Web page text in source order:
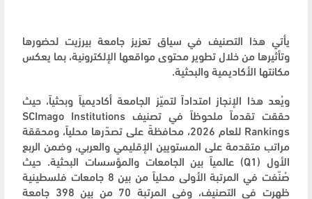
يأتي هذا التصنيف في سياق تعزيز جامعة بيرزيت لحضورها
وتأثيرها من خلال تطوير محتوى مواقعها الإلكترونية، بما يعكس
مكانتها الأكاديمية والبحثية.
ويُعد هذا الإنجاز امتداداً لتميّز الجامعة أكاديمياً وبحثياً، حيث
حققت تقدماً ملحوظاً في تصنيف SCImago Institutions
Rankings للعام 2026، محافظةً على تصدّرها محلياً، ومحققة
مراتب متقدمة على المستويين الإقليمي والعربي، وضمن الربع
الأول (Q1) عالمياً بين الجامعات والمؤسسات البحثية. حيث
صُنّفت في المرتبة الأولى محلياً من بين 8 جامعات فلسطينية
ظهرت في التصنيف، وفي المرتبة 70 من بين 398 جامعة